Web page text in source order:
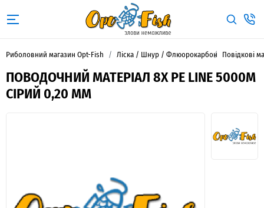
Риболовний магазин Opt-Fish Ліска / Шнур / Флюорокарбон Повідкові
ПОВОДОЧНИЙ МАТЕРІАЛ 8X PE LINE 5000М
СІРИЙ 0,20 ММ